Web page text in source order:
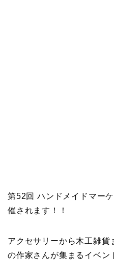
第52回 ハンドメイドマー
催されます！！
アクセサリーから木工雑貨
の作家さんが集まるイベン